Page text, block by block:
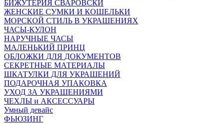
БИЖУТЕРИЯ СВАРОВСКИ
ЖЕНСКИЕ СУМКИ И КОШЕЛЬКИ
МОРСКОЙ СТИЛЬ В УКРАШЕНИЯХ
ЧАСЫ-КУЛОН
НАРУЧНЫЕ ЧАСЫ
МАЛЕНЬКИЙ ПРИНЦ
ОБЛОЖКИ ДЛЯ ДОКУМЕНТОВ
СЕКРЕТНЫЕ МАТЕРИАЛЫ
ШКАТУЛКИ ДЛЯ УКРАШЕНИЙ
ПОДАРОЧНАЯ УПАКОВКА
УХОД ЗА УКРАШЕНИЯМИ
ЧEХЛЫ и АКСЕССУАРЫ
Умный девайс
ФЬЮЗИНГ